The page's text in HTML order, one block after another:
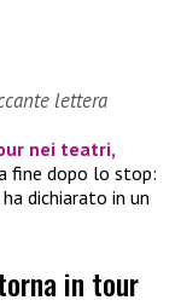
lettera
nei teatri,
fine dopo lo stop:
ha dichiarato in un
in tour